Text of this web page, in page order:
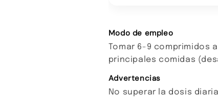
Modo de empleo
Tomar 6-9 comprimidos
principales comidas
Advertencias
No superar la dosis